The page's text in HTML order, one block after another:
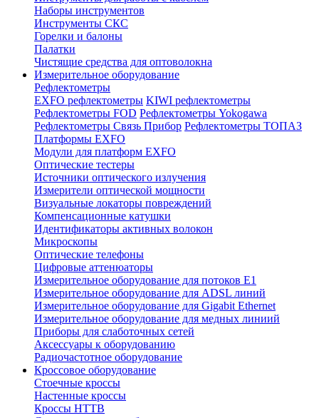
Наборы инструментов
Инструменты СКС
Горелки и балоны
Палатки
Чистящие средства для оптоволокна
Измерительное оборудование
Рефлектометры
EXFO рефлектометры KIWI рефлектометры
Рефлектометры FOD Рефлектометры Yokogawa
Рефлектометры Связь Прибор Рефлектометры ТОПАЗ
Платформы EXFO
Модули для платформ EXFO
Оптические тестеры
Источники оптического излучения
Измерители оптической мощности
Визуальные локаторы повреждений
Компенсационные катушки
Идентификаторы активных волокон
Микроскопы
Оптические телефоны
Цифровые аттенюаторы
Измерительное оборудование для потоков Е1
Измерительное оборудование для ADSL линий
Измерительное оборудование для Gigabit Ethernet
Измерительное оборудование для медных линиий
Приборы для слаботочных сетей
Аксессуары к оборудованию
Радиочастотное оборудование
Кроссовое оборудование
Стоечные кроссы
Настенные кроссы
Кроссы HTTB